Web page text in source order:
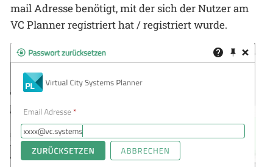
mail Adresse benötigt, mit der sich der Nutzer am
VC Planner registriert hat / registriert wurde.